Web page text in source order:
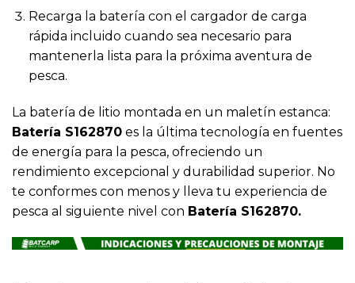
Recarga la batería con el cargador de carga
rápida incluido cuando sea necesario para
mantenerla lista para la próxima aventura de
pesca.
La batería de litio montada en un maletín estanca:
Batería S162870 es la última tecnología en fuentes
de energía para la pesca, ofreciendo un
rendimiento excepcional y durabilidad superior. No
te conformes con menos y lleva tu experiencia de
pesca al siguiente nivel con Batería S162870.